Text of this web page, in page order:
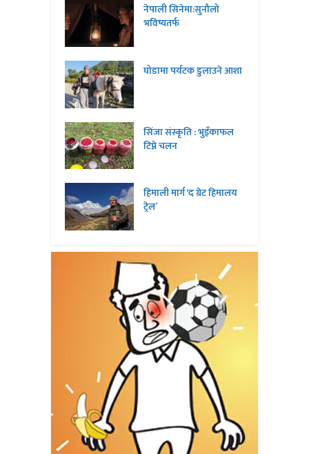
नेपाली सिनेमा:सुनौलो
भविष्यतर्फ
घोडामा पर्यटक डुलाउने आशा
सिंजा संस्कृति : भुइँकाफल
टिप्ने चलन
हिमाली मार्ग ‘द ग्रेट हिमालय
ट्रेल’